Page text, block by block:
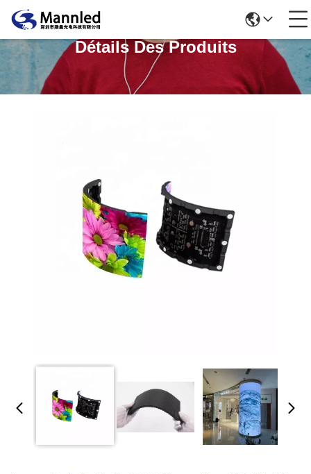
Détails Des Produits